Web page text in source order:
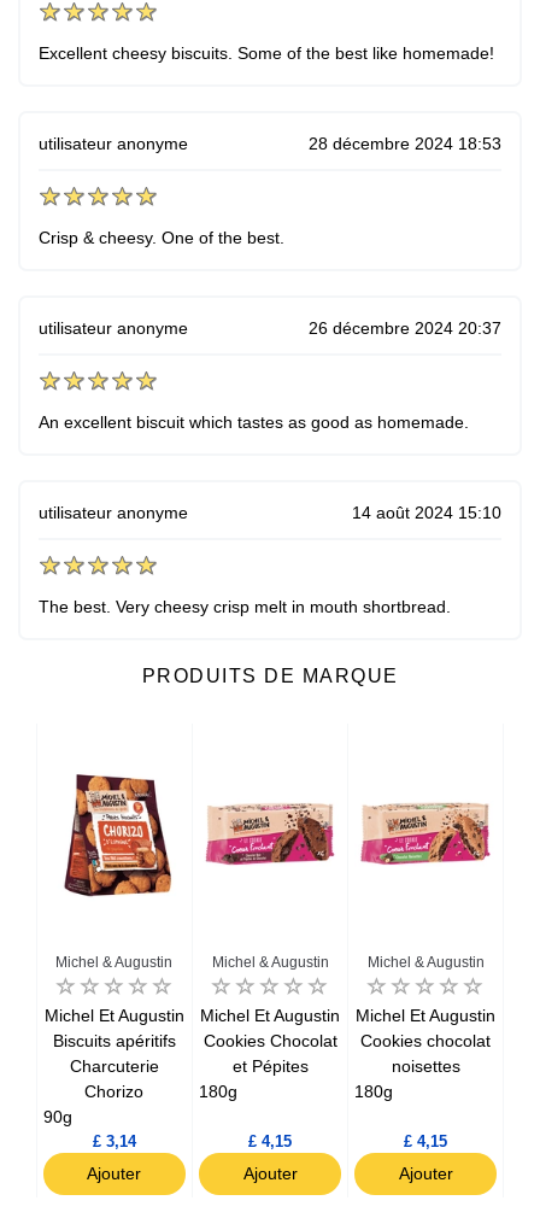
Excellent cheesy biscuits. Some of the best like homemade!
utilisateur anonyme 28 décembre 2024 18:53
Crisp & cheesy. One of the best.
utilisateur anonyme 26 décembre 2024 20:37
An excellent biscuit which tastes as good as homemade.
utilisateur anonyme 14 août 2024 15:10
The best. Very cheesy crisp melt in mouth shortbread.
PRODUITS DE MARQUE
Michel & Augustin
Michel Et Augustin
Biscuits apéritifs
Charcuterie
Chorizo
90g
£ 3,14
Ajouter
Michel & Augustin
Michel Et Augustin
Cookies Chocolat
et Pépites
180g
£ 4,15
Ajouter
Michel & Augustin
Michel Et Augustin
Cookies chocolat
noisettes
180g
£ 4,15
Ajouter